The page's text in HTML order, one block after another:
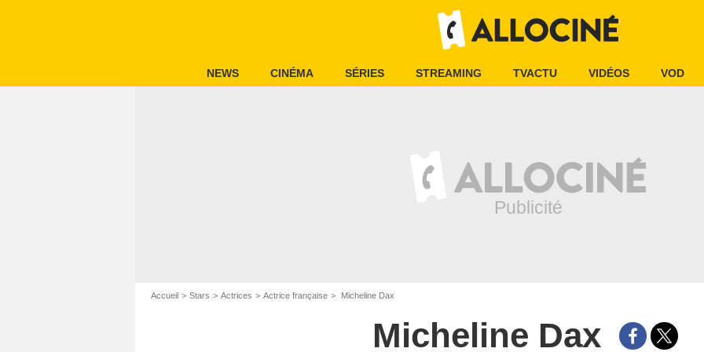
NEWS CINÉMA SÉRIES STREAMING TVACTU VIDÉOS VOD
Accueil Stars Actrices Actrice française Micheline Dax
Micheline Dax